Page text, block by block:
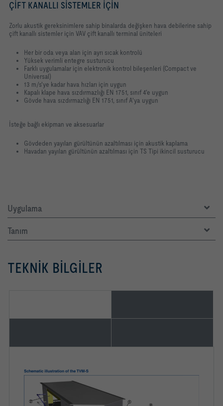
ÇIFT KANALLI SISTEMLER IÇIN
Zorlu akustik gereksinimlere sahip binalarda değişken hava debilerine sahip
çift kanallı sistemler için VAV çift kanallı terminal üniteleri
Her bir oda veya alan için ayrı sıcak kontrolü
Yüksek verimli entegre susturucu
Farklı uygulamalar için elektronik kontrol bileşenleri (Compact ve
Universal)
13 m/s'ye kadar hava hızları için uygun
Kapalı klape hava sızdırmazlığı EN 1751, sınıf 4'e uygun
Gövde hava sızdırmazlığı EN 1751, sınıf A'ya uygun
İsteğe bağlı ekipman ve aksesuarlar
Gövdeden yayılan gürültünün azaltılması için akustik kaplama
Havadan yayılan gürültünün azaltılması için TS Tipi ikincil susturucu
Uygulama
Tanım
TEKNIK BILGILER